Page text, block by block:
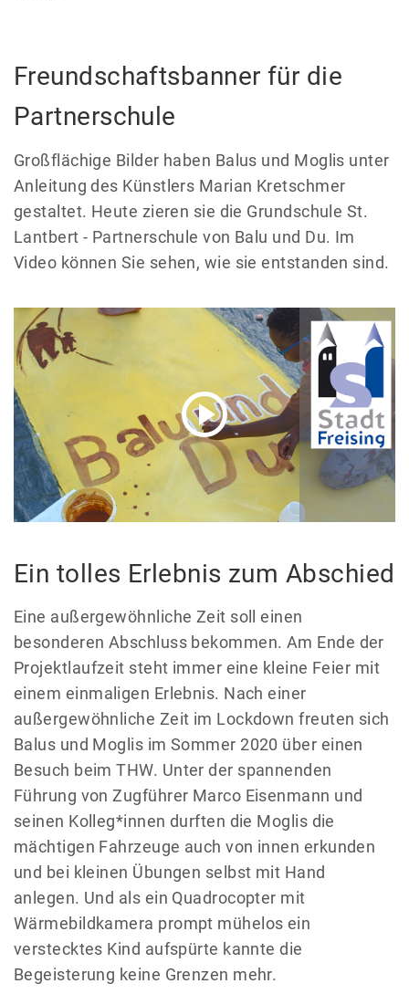
Freundschaftsbanner für die
Partnerschule
Großflächige Bilder haben Balus und Moglis unter
Anleitung des Künstlers Marian Kretschmer
gestaltet. Heute zieren sie die Grundschule St.
Lantbert - Partnerschule von Balu und Du. Im
Video können Sie sehen, wie sie entstanden sind.
Ein tolles Erlebnis zum Abschied
Eine außergewöhnliche Zeit soll einen
besonderen Abschluss bekommen. Am Ende der
Projektlaufzeit steht immer eine kleine Feier mit
einem einmaligen Erlebnis. Nach einer
außergewöhnliche Zeit im Lockdown freuten sich
Balus und Moglis im Sommer 2020 über einen
Besuch beim THW. Unter der spannenden
Führung von Zugführer Marco Eisenmann und
seinen Kolleg*innen durften die Moglis die
mächtigen Fahrzeuge auch von innen erkunden
und bei kleinen Übungen selbst mit Hand
anlegen. Und als ein Quadrocopter mit
Wärmebildkamera prompt mühelos ein
verstecktes Kind aufspürte kannte die
Begeisterung keine Grenzen mehr.